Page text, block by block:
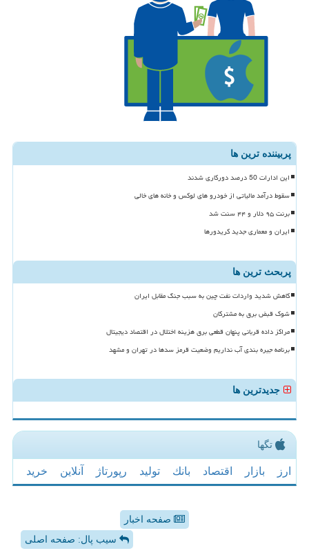
پربیننده ترین ها
این ادارات 50 درصد دورکاری شدند
سقوط درآمد مالیاتی از خودرو های لوکس و خانه های خالی
برنت ۹۵ دلار و ۴۴ سنت شد
ایران و معماری جدید کریدورها
پربحث ترین ها
کاهش شدید واردات نفت چین به سبب جنگ مقابل ایران
شوک قبض برق به مشترکان
مراکز داده قربانی پنهان قطعی برق هزینه اختلال در اقتصاد دیجیتال
برنامه جیره بندی آب نداریم وضعیت قرمز سدها در تهران و مشهد
جدیدترین ها
تگها
ارز بازار اقتصاد بانك تولید رپورتاژ آنلاین خرید
صفحه اخبار
سیب پال: صفحه اصلی